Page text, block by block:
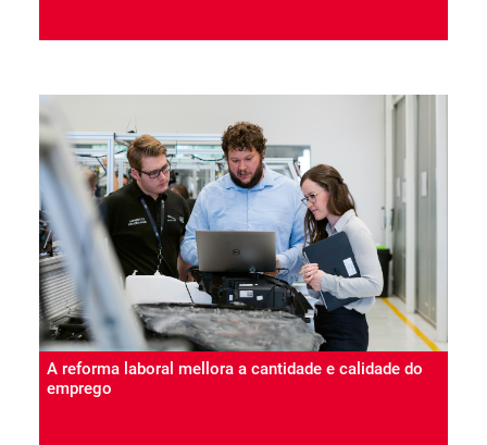
A reforma laboral mellora a cantidade e calidade do
emprego